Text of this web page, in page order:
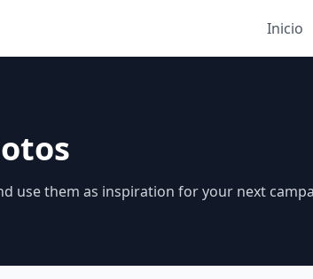
Inicio
use them as inspiration for your next